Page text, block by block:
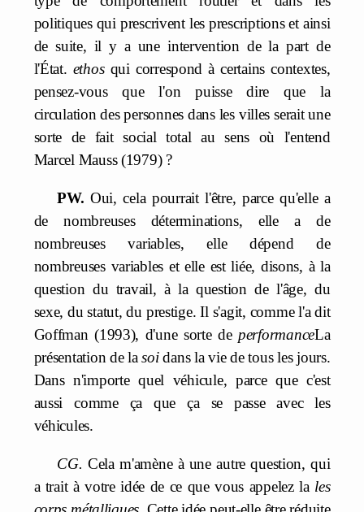
politiques qui prescrivent les prescriptions et ainsi
de suite, il y a une intervention de la part de
l'État. ethosqui correspond à certains contextes,
pensez-vous que l'on puisse dire que la
circulation des personnes dans les villes serait une
sorte de fait social total au sens où l'entend
Marcel Mauss (1979) ?
PW.Oui, cela pourrait l'être, parce qu'elle a
de nombreuses déterminations, elle a de
nombreuses variables, elle dépend de
nombreuses variables et elle est liée, disons, à la
question du travail, à la question de l'âge, du
sexe, du statut, du prestige. Il s'agit, comme l'a dit
Goffman (1993), d'une sorte de performanceLa
présentation de lasoidans la vie de tous les jours.
Dans n'importe quel véhicule, parce que c'est
aussi comme ça que ça se passe avec les
véhicules.
CG. Cela m'amène à une autre question, qui
a trait à votre idée de ce que vous appelez la les